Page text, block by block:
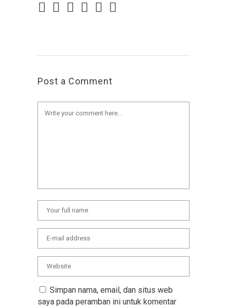
Post a Comment
Simpan nama, email, dan situs web
saya pada peramban ini untuk komentar